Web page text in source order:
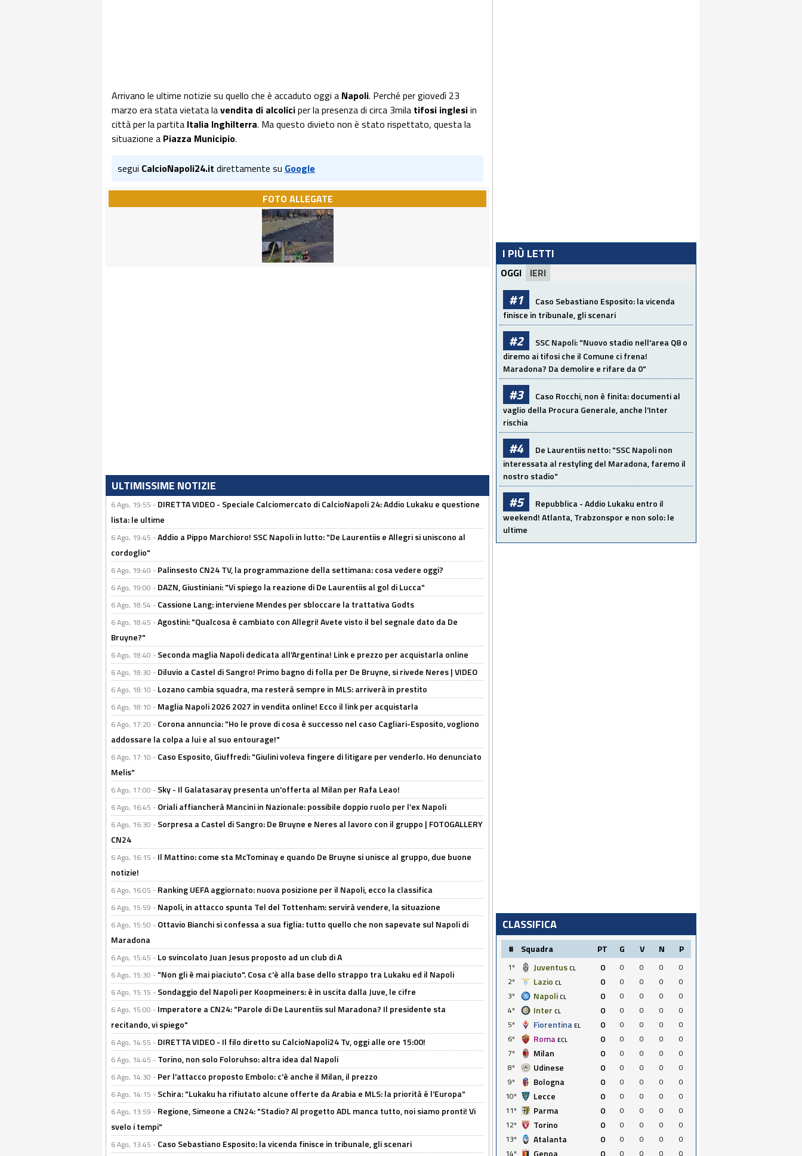
Arrivano le ultime notizie su quello che è accaduto oggi a Napoli. Perché per giovedì 23
marzo era stata vietata lavendita di alcoliciper la presenza di circa 3mila tifosi inglesiin
città per la partita Italia Inghilterra. Ma questo divieto non è stato rispettato, questa la
situazione a Piazza Municipio.
segui CalcioNapoli24.it direttamente su Google
FOTO ALLEGATE
ULTIMISSIME NOTIZIE
6 Ago, 19:55 - DIRETTA VIDEO - Speciale Calciomercato di CalcioNapoli 24: Addio Lukaku e questione
lista: le ultime
6 Ago, 19:45 -Addio a Pippo Marchioro! SSC Napoli in lutto: "De Laurentiis e Allegri si uniscono al
cordoglio"
6 Ago, 19:40 - Palinsesto CN24 TV, la programmazione della settimana: cosa vedere oggi?
6 Ago, 19:00 - DAZN, Giustiniani: "Vi spiego la reazione di De Laurentiis al gol di Lucca"
6 Ago, 18:54 - Cassione Lang: interviene Mendes per sbloccare la trattativa Godts
6 Ago, 18:45 -Agostini: "Qualcosa è cambiato con Allegri! Avete visto il bel segnale dato da De
Bruyne?"
6 Ago, 18:40 - Seconda maglia Napoli dedicata all'Argentina! Link e prezzo per acquistarla online
6 Ago, 18:30 - Diluvio a Castel di Sangro! Primo bagno di folla per De Bruyne, si rivede Neres | VIDEO
6 Ago, 18:10 - Lozano cambia squadra, ma resterà sempre in MLS: arriverà in prestito
6 Ago, 18:10 - Maglia Napoli 2026 2027 in vendita online! Ecco il link per acquistarla
6 Ago, 17:20 - Corona annuncia: "Ho le prove di cosa è successo nel caso Cagliari-Esposito, vogliono
addossare la colpa a lui e al suo entourage!"
6 Ago, 17:10 - Caso Esposito, Giuffredi: "Giulini voleva fingere di litigare per venderlo. Ho denunciato
Melis"
6 Ago, 17:00 - Sky - Il Galatasaray presenta un'offerta al Milan per Rafa Leao!
6 Ago, 16:45 - Oriali affiancherà Mancini in Nazionale: possibile doppio ruolo per l'ex Napoli
6 Ago, 16:30 - Sorpresa a Castel di Sangro: De Bruyne e Neres al lavoro con il gruppo | FOTOGALLERY
CN24
6 Ago, 16:15 - Il Mattino: come sta McTominay e quando De Bruyne si unisce al gruppo, due buone
notizie!
6 Ago, 16:05 - Ranking UEFA aggiornato: nuova posizione per il Napoli, ecco la classifica
6 Ago, 15:59 - Napoli, in attacco spunta Tel del Tottenham: servirà vendere, la situazione
6 Ago, 15:50 - Ottavio Bianchi si confessa a sua figlia: tutto quello che non sapevate sul Napoli di
Maradona
6 Ago, 15:45 - Lo svincolato Juan Jesus proposto ad un club di A
6 Ago, 15:30 - "Non gli è mai piaciuto". Cosa c'è alla base dello strappo tra Lukaku ed il Napoli
6 Ago, 15:15 - Sondaggio del Napoli per Koopmeiners: è in uscita dalla Juve, le cifre
6 Ago, 15:00 - Imperatore a CN24: "Parole di De Laurentiis sul Maradona? Il presidente sta
recitando, vi spiego"
6 Ago, 14:55 - DIRETTA VIDEO - Il filo diretto su CalcioNapoli24 Tv, oggi alle ore 15:00!
6 Ago, 14:45 - Torino, non solo Foloruhso: altra idea dal Napoli
6 Ago, 14:30 - Per l'attacco proposto Embolo: c'è anche il Milan, il prezzo
6 Ago, 14:15 - Schira: "Lukaku ha rifiutato alcune offerte da Arabia e MLS: la priorità è l'Europa"
6 Ago, 13:59 - Regione, Simeone a CN24: "Stadio? Al progetto ADL manca tutto, noi siamo pronti! Vi
svelo i tempi"
6 Ago, 13:45 - Caso Sebastiano Esposito: la vicenda finisce in tribunale, gli scenari
I PIÙ LETTI
OGGI IERI
#1
Caso Sebastiano Esposito: la vicenda
finisce in tribunale, gli scenari
#2
SSC Napoli: "Nuovo stadio nell'area Q8 o
diremo ai tifosi che il Comune ci frena!
Maradona? Da demolire e rifare da 0"
#3
Caso Rocchi, non è finita: documenti al
vaglio della Procura Generale, anche l'Inter
rischia
#4
De Laurentiis netto: "SSC Napoli non
interessata al restyling del Maradona, faremo il
nostro stadio"
#5
Repubblica - Addio Lukaku entro il
weekend! Atlanta, Trabzonspor e non solo: le
ultime
CLASSIFICA
# Squadra PT G V N P
1º Juventus CL 0 0 0 0
0
2º
Lazio CL 0 0 0 0
0
3º
Napoli CL 0 0 0 0
0
4º
Inter CL 0 0 0 0
0
5º
Fiorentina EL 0 0 0 0
0
6º
Roma ECL 0 0 0 0
0
7º
Milan 0 0 0 0
0
8º
Udinese 0 0 0 0
0
9º
Bologna 0 0 0 0
0
10º
Lecce 0 0 0 0
0
11º
Parma 0 0 0 0
0
12º
Torino 0 0 0 0
0
13º
Atalanta 0 0 0 0
0
14º
Genoa 0 0 0 0 0